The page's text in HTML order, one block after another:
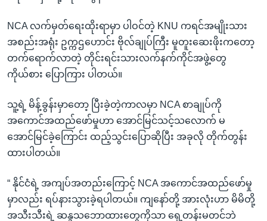
NCA လက်မှတ်ရေးထိုးရာမှာ ပါဝင်တဲ့ KNU ကရင်အမျိုးသား
အစည်းအရုံး ဥက္ကဌဟောင်း ဗိုလ်ချုပ်ကြီး မူတူးဆေးဖိုးကတော့
တက်ရောက်လာတဲ့ တိုင်းရင်းသားလက်နက်ကိုင်အဖွဲ့တွေ
ကိုယ်စား ပြောကြား ပါတယ်။
သူ့ရဲ့ မိန့်ခွန်းမှာတော့ ပြီးခဲ့တဲ့ကာလမှာ NCA စာချုပ်ကို
အကောင်အထည်ဖော်မှုဟာ အောင်မြင်သင့်သလောက် မ
အောင်မြင်ခဲ့ကြောင်း ထည့်သွင်းပြောဆိုပြီး အခုလို တိုက်တွန်း
ထားပါတယ်။
“ နိုင်ငံရဲ့ အကျပ်အတည်းကြောင့် NCA အကောင်အထည်ဖော်မှု
မှာလည်း ရပ်နားသွားခဲ့ရပါတယ်။ ကျနော်တို့ အားလုံးဟာ မိမိတို့
အသီးသီးရဲ့ ဆန္ဒသဘောထားတွေကိုသာ ရှေ့တန်းမတင်ဘဲ